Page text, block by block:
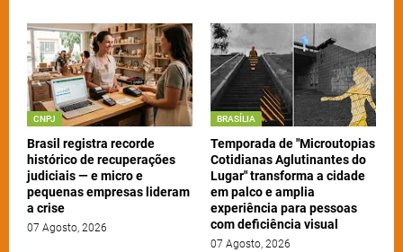
CNPJ
Brasil registra recorde
histórico de recuperações
judiciais — e micro e
pequenas empresas lideram
a crise
07 Agosto, 2026
BRASÍLIA
Temporada de "Microutopias
Cotidianas Aglutinantes do
Lugar" transforma a cidade
em palco e amplia
experiência para pessoas
com deficiência visual
07 Agosto, 2026